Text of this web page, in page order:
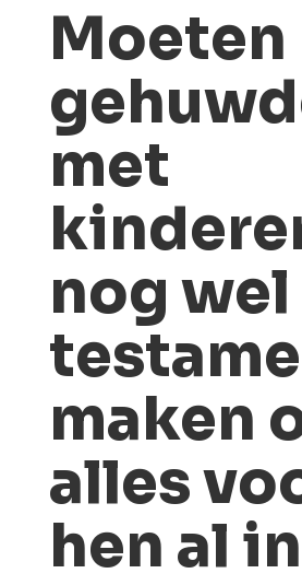
Moeten
met
nog wel
maken
alles
hen al